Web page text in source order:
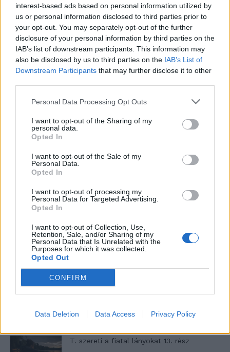
interest-based ads based on personal information utilized by
us or personal information disclosed to third parties prior to
your opt-out. You may separately opt-out of the further
disclosure of your personal information by third parties on the
IAB’s list of downstream participants. This information may
also be disclosed by us to third parties on the IAB’s List of
Downstream Participants that may further disclose it to other
Personal Data Processing Opt Outs
I want to opt-out of the Sharing of my
personal data.
Opted In
I want to opt-out of the Sale of my
Personal Data.
Opted In
I want to opt-out of processing my
Personal Data for Targeted Advertising.
Opted In
I want to opt-out of Collection, Use,
Retention, Sale, and/or Sharing of my
Personal Data that Is Unrelated with the
Purposes for which it was collected.
Opted Out
CONFIRM
Data Deletion Data Access Privacy Policy
Nyár, nevetés, anekdoták
kihívásaihoz?
Altatógázos rablások Olaszországban
A kislány, akit nem védett meg senki –
Lyhanna története
T. szereti a fiatal lányokat 13. rész